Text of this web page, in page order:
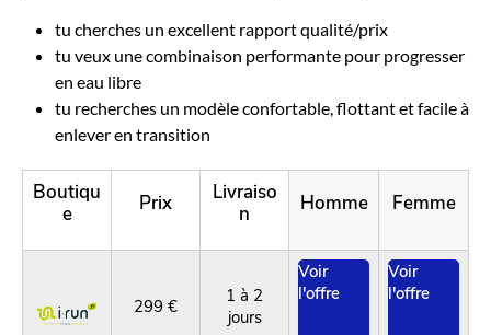
tu cherches un excellent rapport qualité/prix
tu veux une combinaison performante pour progresser
en eau libre
tu recherches un modèle confortable, flottant et facile à
enlever en transition
Boutiqu
e
Prix
Livraiso
n
Homme Femme
299 €
1 à 2
jours
Voir
l'offre
Voir
l'offre